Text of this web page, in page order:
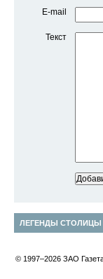
E-mail
Текст
ЛЕГЕНДЫ СТОЛИЦЫ
© 1997–2026 ЗАО